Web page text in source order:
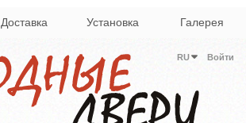
Доставка Установка Галерея
Войти
RU